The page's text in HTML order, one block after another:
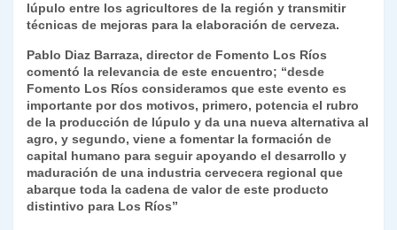
lúpulo entre los agricultores de la región y transmitir
técnicas de mejoras para la elaboración de cerveza.
Pablo Diaz Barraza, director de Fomento Los Ríos
comentó la relevancia de este encuentro; “desde
Fomento Los Ríos consideramos que este evento es
importante por dos motivos, primero, potencia el rubro
de la producción de lúpulo y da una nueva alternativa al
agro, y segundo, viene a fomentar la formación de
capital humano para seguir apoyando el desarrollo y
maduración de una industria cervecera regional que
abarque toda la cadena de valor de este producto
distintivo para Los Ríos”